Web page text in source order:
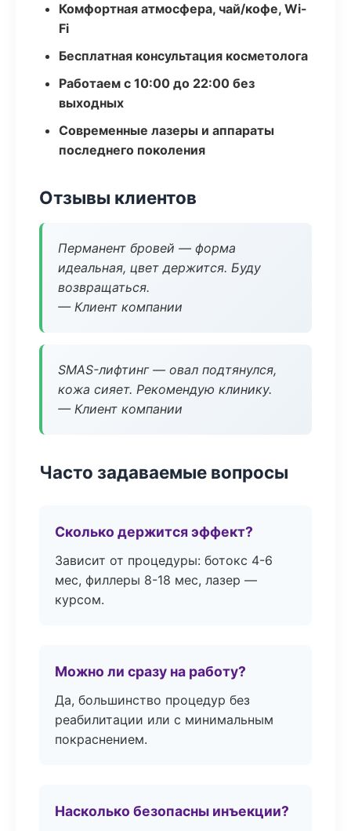
Комфортная атмосфера, чай/кофе, Wi-
Fi
Бесплатная консультация косметолога
Работаем с 10:00 до 22:00 без
выходных
Современные лазеры и аппараты
последнего поколения
Отзывы клиентов
Перманент бровей — форма
идеальная, цвет держится. Буду
возвращаться.
— Клиент компании
SMAS-лифтинг — овал подтянулся,
кожа сияет. Рекомендую клинику.
— Клиент компании
Часто задаваемые вопросы
Сколько держится эффект?
Зависит от процедуры: ботокс 4-6
мес, филлеры 8-18 мес, лазер —
курсом.
Можно ли сразу на работу?
Да, большинство процедур без
реабилитации или с минимальным
покраснением.
Насколько безопасны инъекции?